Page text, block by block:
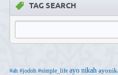
TAG SEARCH
#ah #jodoh #simple_life ayo nikah